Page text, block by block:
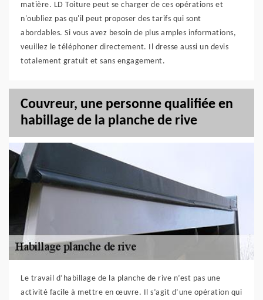
matière. LD Toiture peut se charger de ces opérations et
n'oubliez pas qu'il peut proposer des tarifs qui sont
abordables. Si vous avez besoin de plus amples informations,
veuillez le téléphoner directement. Il dresse aussi un devis
totalement gratuit et sans engagement.
Couvreur, une personne qualifiée en
habillage de la planche de rive
Le travail d’habillage de la planche de rive n’est pas une
activité facile à mettre en œuvre. Il s’agit d’une opération qui